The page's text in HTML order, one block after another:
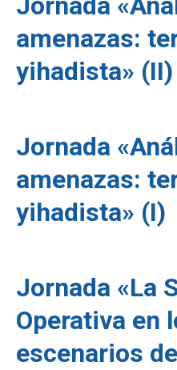
amenazas:
yihadista» (II)
Jornada
amenazas:
yihadista» (I)
Jornada «La
Operativa en
escenarios